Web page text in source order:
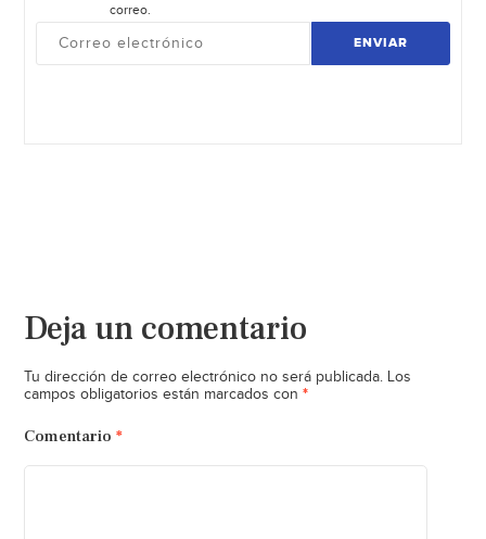
correo.
ENVIAR
Deja un comentario
Tu dirección de correo electrónico no será publicada. Los
campos obligatorios están marcados con *
Comentario *